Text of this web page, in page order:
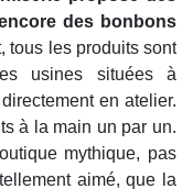
des bonbons
tous les produits sont
usines situées à
en atelier.
à la main un par un.
mythique, pas
aimé, que la